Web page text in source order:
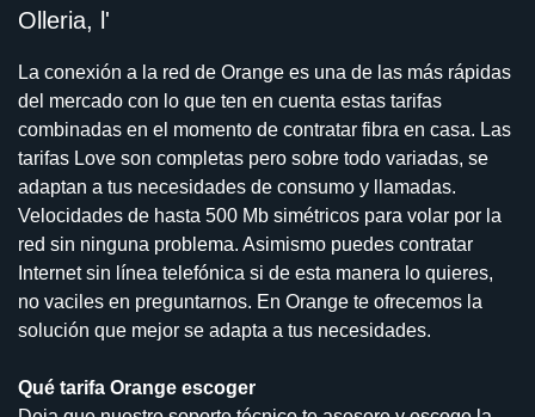
Olleria, l'
La conexión a la red de Orange es una de las más rápidas
del mercado con lo que ten en cuenta estas tarifas
combinadas en el momento de contratar fibra en casa. Las
tarifas Love son completas pero sobre todo variadas, se
adaptan a tus necesidades de consumo y llamadas.
Velocidades de hasta 500 Mb simétricos para volar por la
red sin ninguna problema. Asimismo puedes contratar
Internet sin línea telefónica si de esta manera lo quieres,
no vaciles en preguntarnos. En Orange te ofrecemos la
solución que mejor se adapta a tus necesidades.
Qué tarifa Orange escoger